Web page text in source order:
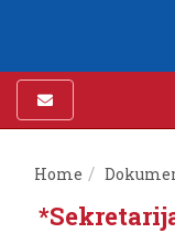
Home